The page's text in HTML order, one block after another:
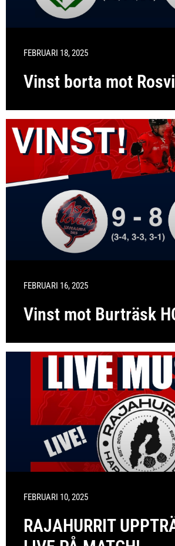
FEBRUARI 18, 2025
Vinst borta mot
FEBRUARI 16, 2025
Vinst mot Burträsk
FEBRUARI 10, 2025
RAJAHURRIT